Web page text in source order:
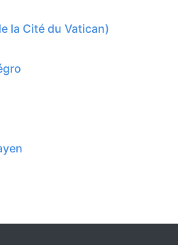
la Cité du Vatican)